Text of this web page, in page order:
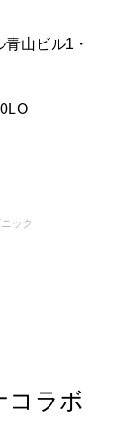
山ビル1・
ック
コラボ